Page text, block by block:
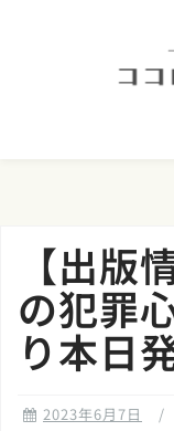
【出版
の犯罪
り本日
2023年6月7日